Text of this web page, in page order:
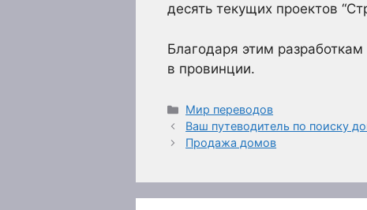
десять текущих проектов
Благодаря этим
в провинции.
Рубрики
Мир переводов
Ваш путеводитель по поиску
Продажа домов